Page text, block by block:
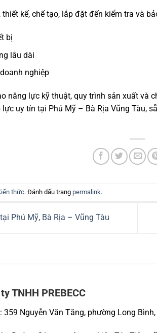
kế, chế tạo, lắp đặt đến kiểm tra và
bị
lâu dài
nghiệp
năng lực kỹ thuật, quy trình sản xuất và
uy tín tại Phú Mỹ – Bà Rịa Vũng Tàu,
thức. Đánh dấu trang permalink.
Phú Mỹ, Bà Rịa – Vũng Tàu
TNHH PREBECC
359 Nguyễn Văn Tăng, phường Long Bình,